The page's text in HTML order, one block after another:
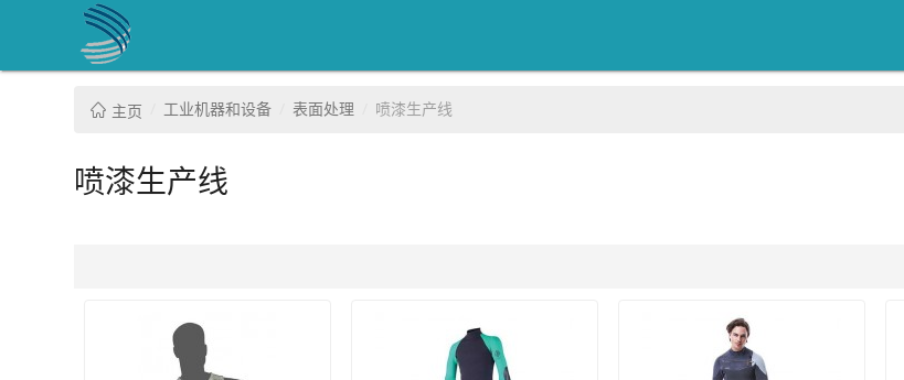
主页 工业机器和设备 表面处理 喷漆生产线
喷漆生产线